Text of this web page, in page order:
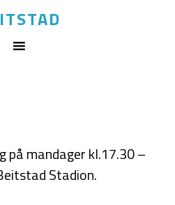
på mandager kl.17.30 –
Stadion.